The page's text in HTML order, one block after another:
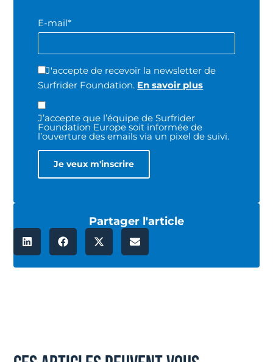
E-mail*
J'accepte de recevoir la newsletter de
Surfrider Foundation. En savoir plus
J’accepte que l’équipe de Surfrider
Foundation Europe soit informée de
l’ouverture des emails via un pixel de suivi.
Partager l'article